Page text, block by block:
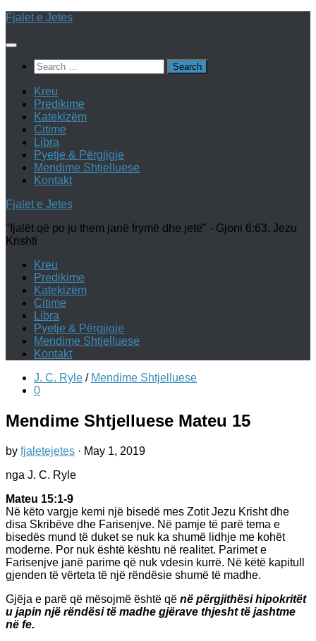
Skip
content
Fjalet e Jetes
Search
for:
Kreu
Predikime
Katekizëm
Citime
Libra
Pyetje & Përgjigje
Mendime Shtjelluese
Kontakt
Fjalet e Jetes
"fjalët që po ju them janë frymë dhe jetë" - Gjoni 6:63, Jezu
Krishti
Kreu
Predikime
Katekizëm
Citime
Libra
Pyetje & Përgjigje
Mendime Shtjelluese
Kontakt
J. C. Ryle / Mendime Shtjelluese
0
Mendime Shtjelluese Mateu 15
by fjaletejetes · May 1, 2019
nga J. C. Ryle
Mateu 15:1-9
Në këto vargje kemi një bisedë mes Zotit Jezu Krisht dhe
disa Skribëve dhe Farisenjve. Në pamje të parë tema e
bisedës mund të duket se nuk ka shumë lidhje me kohët
moderne. Por nuk është kështu në realitet. Parimet e
Farisenjve janë parime që nuk vdesin kurrë. Në këtë kapitull
gjenden të vërteta të një rëndësie shumë të madhe.
Gjëja e parë që mësojmë është që në përgjithësi hipokritët
u japin një rëndësi të madhe gjërave thjesht të jashtme
në fe.